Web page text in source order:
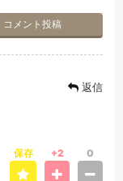
コメント投稿
返信
保存 +2 0